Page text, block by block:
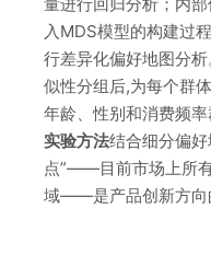
入MDS模型的构建过
行差异化偏好地图分
似性分组后,为每个群
年龄、性别和消费频率
实验方法结合细分偏
点”——目前市场上所
域——是产品创新方向